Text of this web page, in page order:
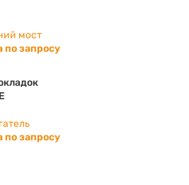
мост
по запросу
по запросу